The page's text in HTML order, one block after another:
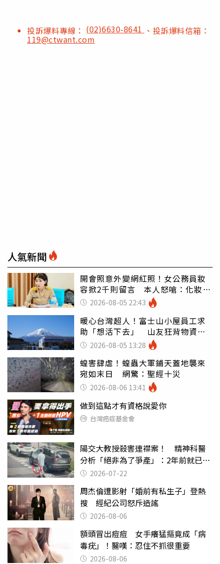
投訴爆料專線： (02)6630-8641 、投訴爆料信箱：
119@ctwant.com
人氣新聞
開會照意外變網紅照！女公務員妝
容掀2千則留言 本人怒嗆：化妝有
錯嗎2026-08-05 22:43
暖心台灣超人！富士山小屋員工求
助「想活下去」 山友狂背物資上
山：台灣真的是寶島
2026-08-05 13:28
蝗害肆虐！蝗蟲大軍鋪天蓋地襲來
宛如末日 網驚：聖經十災
2026-08-06 13:41
做到這點才有資格說愛你
台灣癌症基金會
陽交大教授殺害連襟案！ 精神科醫
分析「絕非為了爭產」：2年前就已言
行詭異
2026-07-22
周杰倫遭影射「婚前有私生子」登熱
搜 經紀公司怒斥造謠
2026-08-06
額頭冒出痘痘 女手癢猛摳竟成「病
毒疣」！醫嘆：忍住不抓很重要
2026-08-06